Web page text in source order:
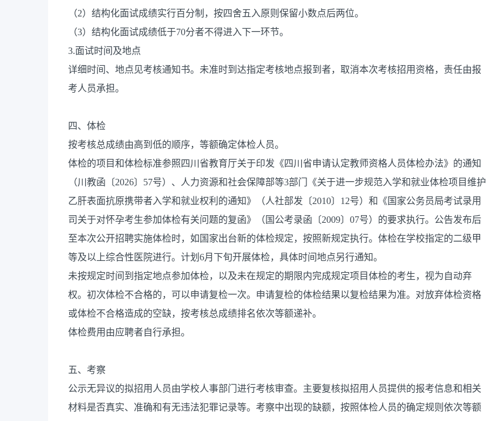
（2）结构化面试成绩实行百分制，按四舍五入原则保留小数点后两位。
（3）结构化面试成绩低于70分者不得进入下一环节。
3.面试时间及地点
详细时间、地点见考核通知书。未准时到达指定考核地点报到者，取消本次考核招用资格，责任由报
考人员承担。
四、体检
按考核总成绩由高到低的顺序，等额确定体检人员。
体检的项目和体检标准参照四川省教育厅关于印发《四川省申请认定教师资格人员体检办法》的通知
（川教函〔2026〕57号）、人力资源和社会保障部等3部门《关于进一步规范入学和就业体检项目维护
乙肝表面抗原携带者入学和就业权利的通知》（人社部发〔2010〕12号）和《国家公务员局考试录用
司关于对怀孕考生参加体检有关问题的复函》（国公考录函〔2009〕07号）的要求执行。公告发布后
至本次公开招聘实施体检时，如国家出台新的体检规定，按照新规定执行。体检在学校指定的二级甲
等及以上综合性医院进行。计划6月下旬开展体检，具体时间地点另行通知。
未按规定时间到指定地点参加体检，以及未在规定的期限内完成规定项目体检的考生，视为自动弃
权。初次体检不合格的，可以申请复检一次。申请复检的体检结果以复检结果为准。对放弃体检资格
或体检不合格造成的空缺，按考核总成绩排名依次等额递补。
体检费用由应聘者自行承担。
五、考察
公示无异议的拟招用人员由学校人事部门进行考核审查。主要复核拟招用人员提供的报考信息和相关
材料是否真实、准确和有无违法犯罪记录等。考察中出现的缺额，按照体检人员的确定规则依次等额